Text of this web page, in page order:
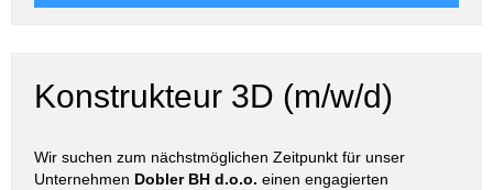
Konstrukteur 3D (m/w/d)
Wir suchen zum nächstmöglichen Zeitpunkt für unser
Unternehmen Dobler BH d.o.o. einen engagierten